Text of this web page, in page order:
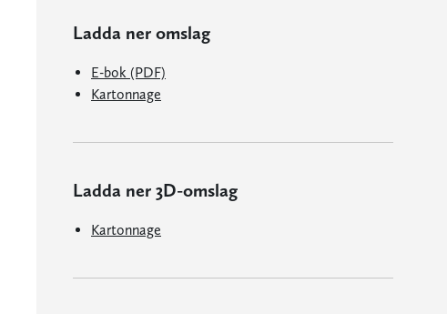
Ladda ner omslag
E-bok (PDF)
Kartonnage
Ladda ner 3D-omslag
Kartonnage